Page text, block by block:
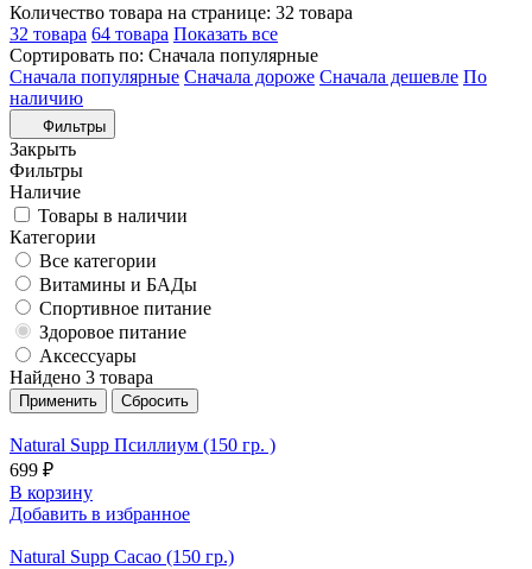
Количество товара на странице: 32 товара
32 товара 64 товара Показать все
Сортировать по: Сначала популярные
Сначала популярные Сначала дороже Сначала дешевле По
наличию
Фильтры
Закрыть
Фильтры
Наличие
Товары в наличии
Категории
Все категории
Витамины и БАДы
Спортивное питание
Здоровое питание
Аксессуары
Найдено 3 товара
Natural Supp Псиллиум (150 гр. )
699 ₽
В корзину
Добавить в избранное
Natural Supp Cacao (150 гр.)